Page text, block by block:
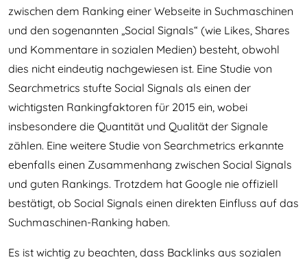
zwischen dem Ranking einer Webseite in Suchmaschinen
und den sogenannten „Social Signals“ (wie Likes, Shares
und Kommentare in sozialen Medien) besteht, obwohl
dies nicht eindeutig nachgewiesen ist. Eine Studie von
Searchmetrics stufte Social Signals als einen der
wichtigsten Rankingfaktoren für 2015 ein, wobei
insbesondere die Quantität und Qualität der Signale
zählen. Eine weitere Studie von Searchmetrics erkannte
ebenfalls einen Zusammenhang zwischen Social Signals
und guten Rankings. Trotzdem hat Google nie offiziell
bestätigt, ob Social Signals einen direkten Einfluss auf das
Suchmaschinen-Ranking haben.
Es ist wichtig zu beachten, dass Backlinks aus sozialen